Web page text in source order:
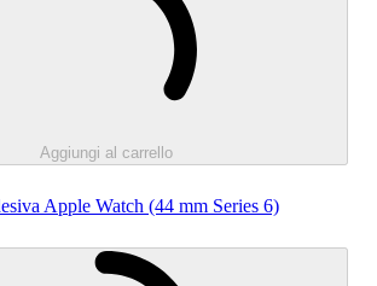
Aggiungi al carrello
Apple Watch (44 mm Series 6)